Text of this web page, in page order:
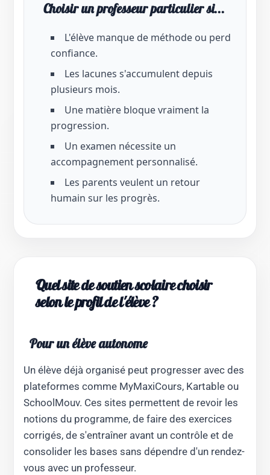
Choisir un professeur particulier si...
L'élève manque de méthode ou perd
confiance.
Les lacunes s'accumulent depuis
plusieurs mois.
Une matière bloque vraiment la
progression.
Un examen nécessite un
accompagnement personnalisé.
Les parents veulent un retour
humain sur les progrès.
Quel site de soutien scolaire choisir
selon le profil de l'élève ?
Pour un élève autonome
Un élève déjà organisé peut progresser avec des
plateformes comme MyMaxiCours, Kartable ou
SchoolMouv. Ces sites permettent de revoir les
notions du programme, de faire des exercices
corrigés, de s'entraîner avant un contrôle et de
consolider les bases sans dépendre d'un rendez-
vous avec un professeur.